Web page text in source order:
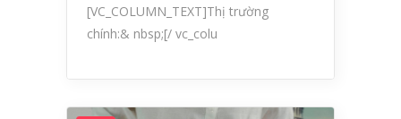
[VC_COLUMN_TEXT]Thị trường
chính:& nbsp;[/ vc_colu